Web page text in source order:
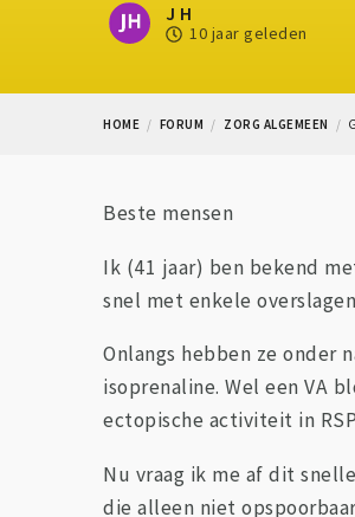
J H
10 jaar geleden
HOME FORUM ZORG ALGEMEEN
Beste mensen
Ik (41 jaar) ben bekend
snel met enkele
Onlangs hebben ze onder
isoprenaline. Wel een VA
ectopische activiteit in
Nu vraag ik me af dit
die alleen niet